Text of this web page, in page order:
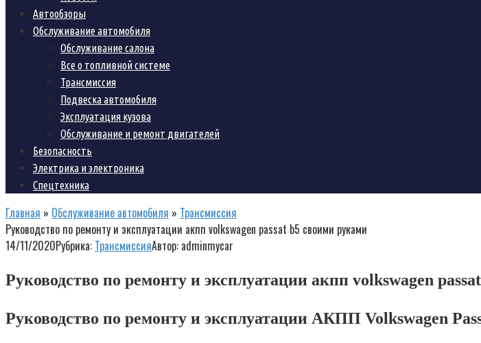
Автообзоры
Обслуживание автомобиля
Обслуживание салона
Все о топливной системе
Трансмиссия
Подвеска автомобиля
Эксплуатация кузова
Обслуживание и ремонт двигателей
Безопасность
Электрика и электроника
Спецтехника
Главная » Обслуживание автомобиля » Трансмиссия
Руководство по ремонту и эксплуатации акпп volkswagen passat b5 своими руками
14/11/2020Рубрика: ТрансмиссияАвтор: adminmycar
Руководство по ремонту и эксплуатации акпп volkswagen
Руководство по ремонту и эксплуатации АКПП Volkswagen